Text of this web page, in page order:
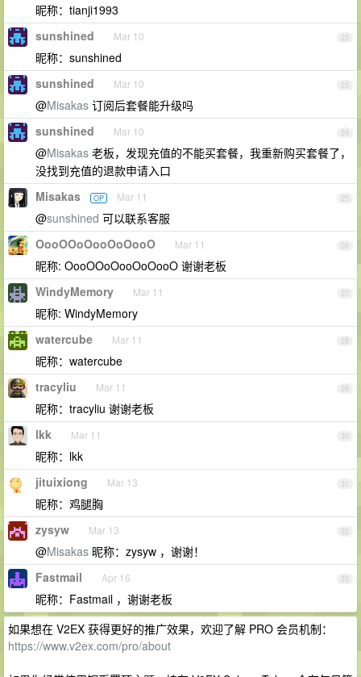
昵称：tianji1993
22
sunshined Mar 10
昵称：sunshined
23
sunshined Mar 10
@Misakas 订阅后套餐能升级吗
24
sunshined Mar 10
@Misakas 老板，发现充值的不能买套餐，我重新购买套餐了，
没找到充值的退款申请入口
25
Misakas OP Mar 11
@sunshined 可以联系客服
26
OooOOoOooOoOooO Mar 11
昵称: OooOOoOooOoOooO 谢谢老板
27
WindyMemory Mar 11
昵称: WindyMemory
28
watercube Mar 11
昵称：watercube
29
tracyliu Mar 11
昵称：tracyliu 谢谢老板
30
lkk Mar 11
昵称：lkk
31
jituixiong Mar 13
昵称：鸡腿胸
32
zysyw Mar 13
@Misakas 昵称：zysyw ，谢谢！
33
Fastmail Apr 16
昵称：Fastmail ，谢谢老板
如果想在 V2EX 获得更好的推广效果，欢迎了解 PRO 会员机制：
https://www.v2ex.com/pro/about